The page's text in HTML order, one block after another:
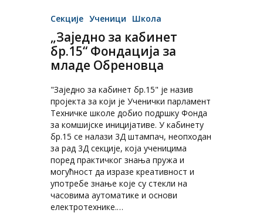
Секције Ученици Школа
„Заједно за кабинет
бр.15“ Фондација за
младе Обреновца
"Заједно за кабинет бр.15" је назив
пројекта за који је Ученички парламент
Техничке школе добио подршку Фонда
за комшијске иницијативе. У кабинету
бр.15 се налази 3Д штампач, неопходан
за рад 3Д секције, која ученицима
поред практичког знања пружа и
могућност да изразе креативност и
употребе знање које су стекли на
часовима аутоматике и основи
електротехнике.…